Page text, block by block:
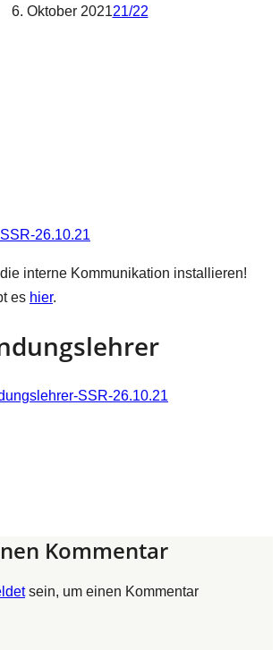
6. Oktober 202121/22
26.10.21
interne Kommunikation installieren!
es hier.
SSR-26.10.21
Kommentar
sein, um einen Kommentar